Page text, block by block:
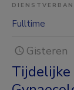
Fulltime
Gisteren
Tijdelijke